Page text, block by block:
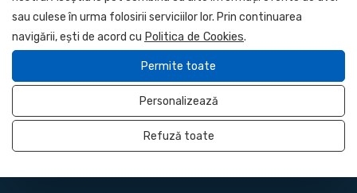
PROTEJATĂ
REINVESTEȘTE-ȚI
PROFITUL ÎN COMPANIA
TA
sau culese în urma folosirii serviciilor lor. Prin continuarea
navigării, ești de acord cu Politica de Cookies.
Permite toate
Personalizează
Refuză toate